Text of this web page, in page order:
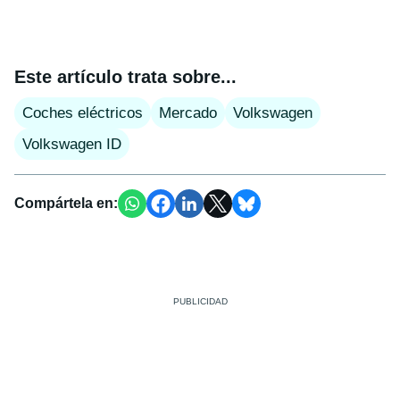
Este artículo trata sobre...
Coches eléctricos Mercado
Volkswagen
Volkswagen ID
Compártela en: